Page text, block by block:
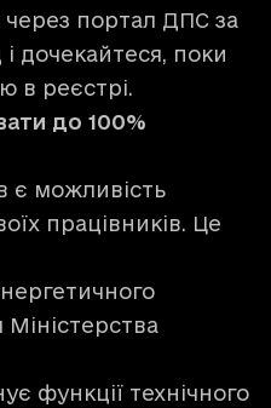
портал ДПС за
дочекайтеся, поки
в реєстрі.
до 100%
є можливість
працівників. Це
функції технічного